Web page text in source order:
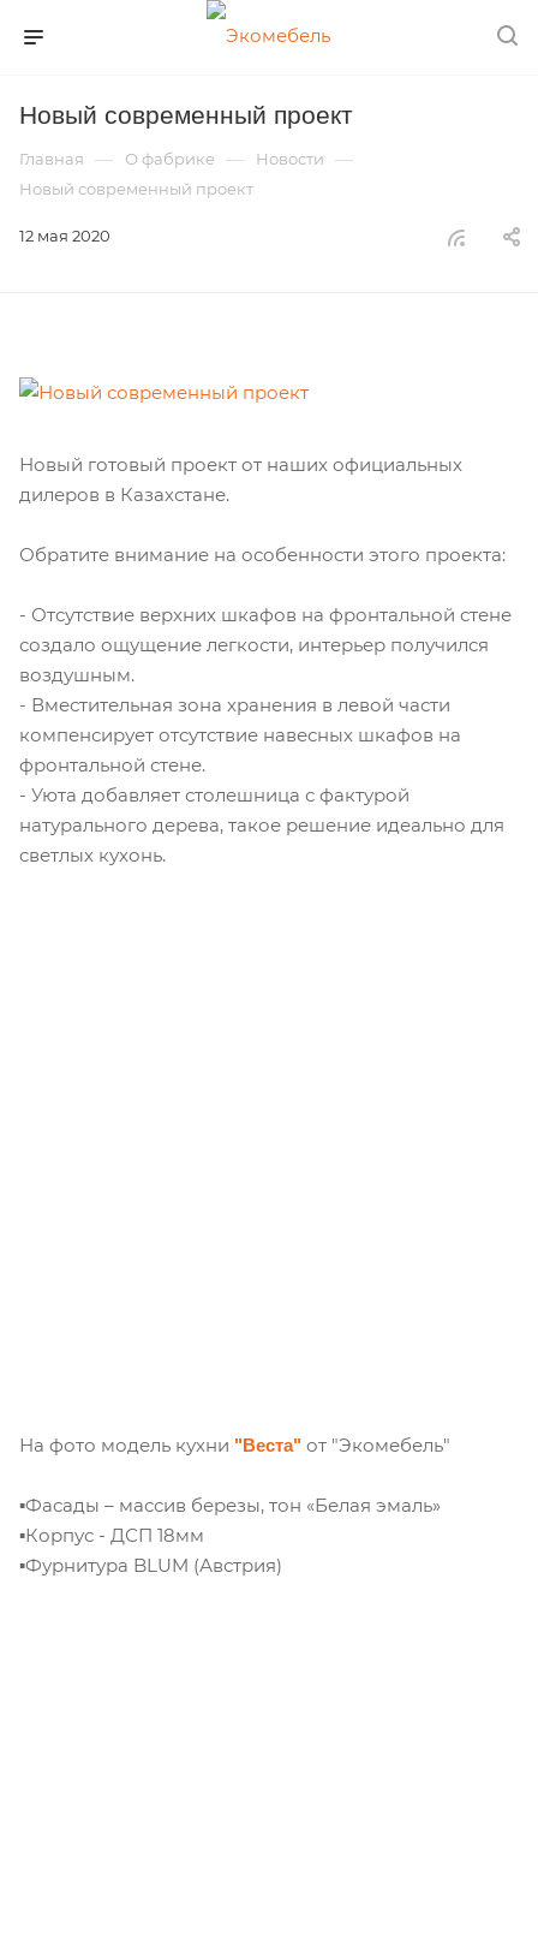
Новый современный проект
Главная — О фабрике — Новости —
Новый современный проект
12 мая 2020
Новый готовый проект от наших официальных
дилеров в Казахстане.
Обратите внимание на особенности этого проекта:
- Отсутствие верхних шкафов на фронтальной стене
создало ощущение легкости, интерьер получился
воздушным.
- Вместительная зона хранения в левой части
компенсирует отсутствие навесных шкафов на
фронтальной стене.
- Уюта добавляет столешница с фактурой
натурального дерева, такое решение идеально для
светлых кухонь.
На фото модель кухни "Веста" от "Экомебель"
▪︎Фасады – массив березы, тон «Белая эмаль»
▪︎Корпус - ДСП 18мм
▪︎Фурнитура BLUM (Австрия)